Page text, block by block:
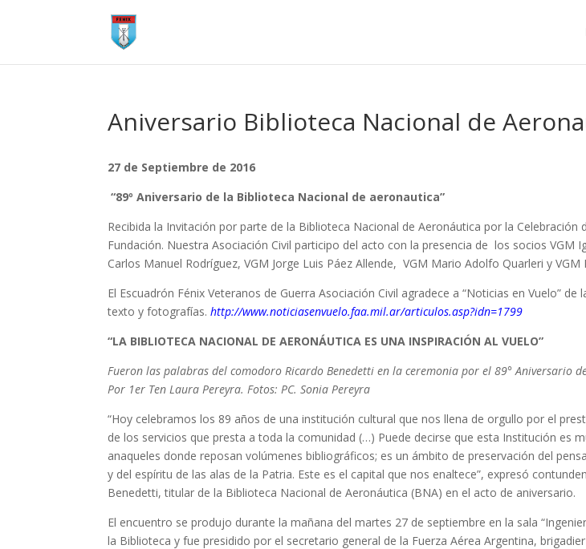
Aniversario Biblioteca Nacional de
27 de Septiembre de 2016
“89º Aniversario de la Biblioteca Nacional de aeronautica”
Recibida la Invitación por parte de la Biblioteca Nacional de Aeronáutica por la Celebración
Fundación. Nuestra Asociación Civil participo del acto con la presencia de los socios VGM
Carlos Manuel Rodríguez, VGM Jorge Luis Páez Allende, VGM Mario Adolfo Quarleri y VGM
El Escuadrón Fénix Veteranos de Guerra Asociación Civil agradece a “Noticias en Vuelo” de
texto y fotografías. http://www.noticiasenvuelo.faa.mil.ar/articulos.asp?idn=1799
“LA BIBLIOTECA NACIONAL DE AERONÁUTICA ES UNA INSPIRACIÓN AL VUELO”
Fueron las palabras del comodoro Ricardo Benedetti en la ceremonia por el 89° Aniversario
Por 1er Ten Laura Pereyra. Fotos: PC. Sonia Pereyra
“Hoy celebramos los 89 años de una institución cultural que nos llena de orgullo por el
de los servicios que presta a toda la comunidad (…) Puede decirse que esta Institución es
anaqueles donde reposan volúmenes bibliográficos; es un ámbito de preservación del
y del espíritu de las alas de la Patria. Este es el capital que nos enaltece”, expresó
Benedetti, titular de la Biblioteca Nacional de Aeronáutica (BNA) en el acto de aniversario.
El encuentro se produjo durante la mañana del martes 27 de septiembre en la sala
la Biblioteca y fue presidido por el secretario general de la Fuerza Aérea Argentina, brigadier